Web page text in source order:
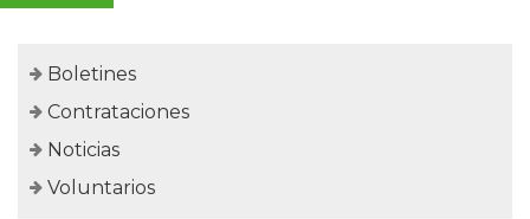
Boletines
Contrataciones
Noticias
Voluntarios